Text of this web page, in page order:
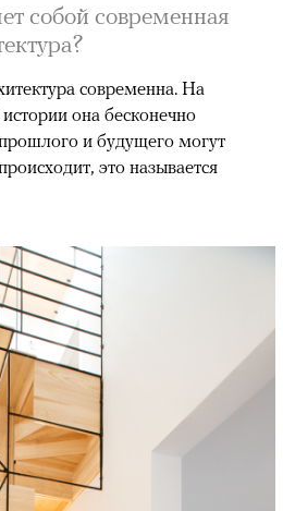
собой современная
современна. На
она бесконечно
и будущего могут
это называется